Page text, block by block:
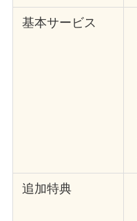
基本サービス
追加特典